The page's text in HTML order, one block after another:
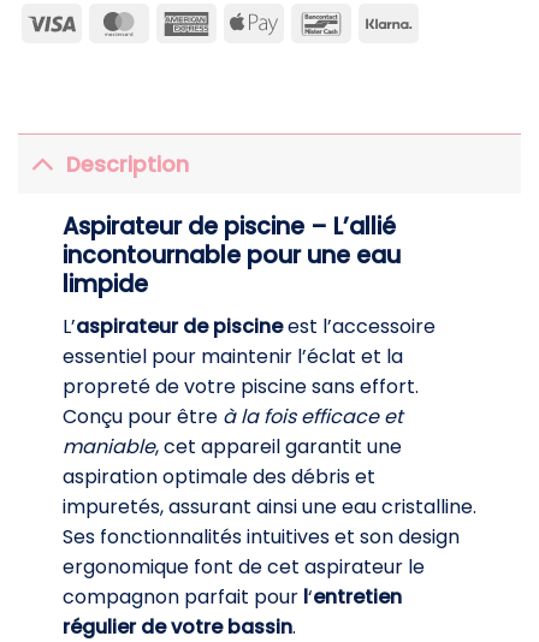
Visa MasterCardAmericanApple
Bancontact
Klarna
Description
Aspirateur de piscine – L’allié
incontournable pour une eau
limpide
L’aspirateur de piscineest l’accessoire
essentiel pour maintenir l’éclat et la
propreté de votre piscine sans effort.
Conçu pour être à la fois efficace et
maniable, cet appareil garantit une
aspiration optimale des débris et
impuretés, assurant ainsi une eau cristalline.
Ses fonctionnalités intuitives et son design
ergonomique font de cet aspirateur le
compagnon parfait pour l‘entretien
régulier de votre bassin.